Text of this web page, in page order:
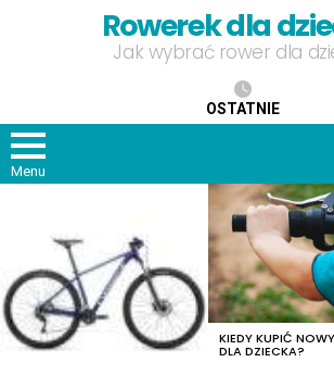
Rowerek dla
Jak wybrać rower dla
OSTATNIE
Menu
KIEDY KUPIĆ
DLA DZIECKA?